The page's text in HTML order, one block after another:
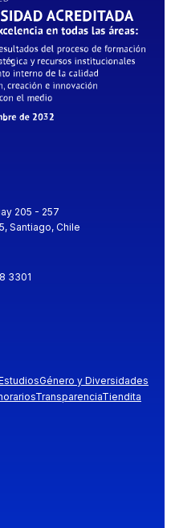
205 - 257
Santiago, Chile
3301
Género y Diversidades
TransparenciaTiendita